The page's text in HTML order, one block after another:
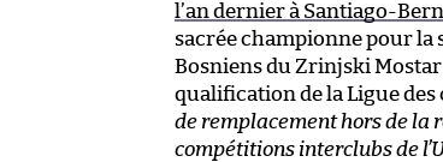
l’an dernier à Santiago-
sacrée championne pour la
Bosniens du Zrinjski
qualification de la Ligue des
de remplacement hors de la
compétitions interclubs de